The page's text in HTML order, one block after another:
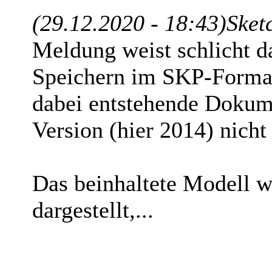
(29.12.2020 - 18:43)
Meldung weist schlicht
Speichern im SKP-
dabei entstehende
Version (hier 2014)
Das beinhaltete Modell
dargestellt,...